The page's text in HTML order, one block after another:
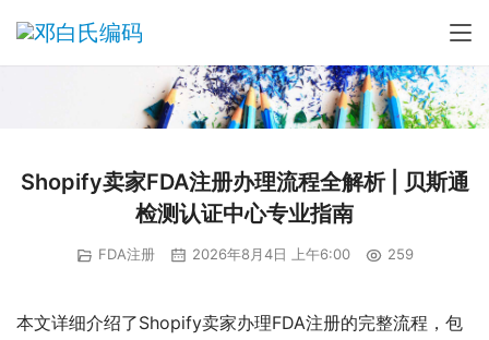
Shopify卖家FDA注册办理流程全解析 | 贝斯通
检测认证中心专业指南
FDA注册 2026年8月4日 上午6:00 259
本文详细介绍了Shopify卖家办理FDA注册的完整流程，包